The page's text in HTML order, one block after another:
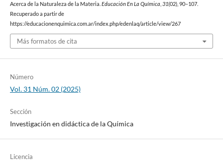
Acerca de la Naturaleza de la Materia. Educación En La Química 31(02), 90–107.
Recuperado a partir de
https://educacionenquimica.com.ar/index.php/edenlaq/article/view/267
Más formatos de cita
Número
Vol. 31 Núm. 02 (2025)
Sección
Investigación en didáctica de la Química
Licencia